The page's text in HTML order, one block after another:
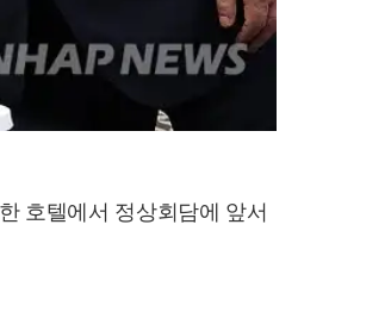
호텔에서 정상회담에 앞서